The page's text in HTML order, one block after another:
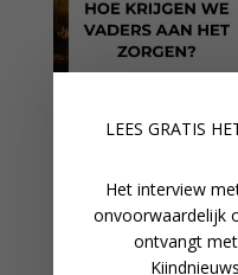
LEES GRATIS
Het interview
onvoorwaardelijk
ontvangt